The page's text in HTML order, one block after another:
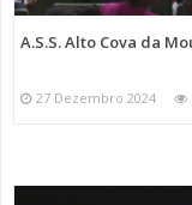
A.S.S. Alto Cova da
27 Dezembro 2024